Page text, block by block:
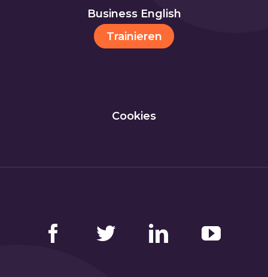
Business English
Trainieren
Cookies